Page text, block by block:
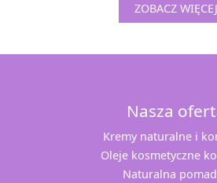
ZOBACZ WIĘCEJ
Nasza
Kremy naturalne i
Oleje kosmetyczne
Naturalna